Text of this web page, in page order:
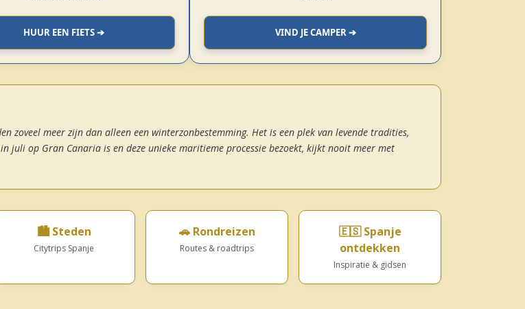
HUUR EEN FIETS ➔ VIND JE CAMPER ➔
zoveel meer zijn dan alleen een winterzonbestemming. Het is een plek van levende tradities,
juli op Gran Canaria is en deze unieke maritieme processie bezoekt, kijkt nooit meer met
🏙️ Steden
Citytrips Spanje
🚗 Rondreizen
Routes & roadtrips
🇪🇸 Spanje
ontdekken
Inspiratie & gidsen